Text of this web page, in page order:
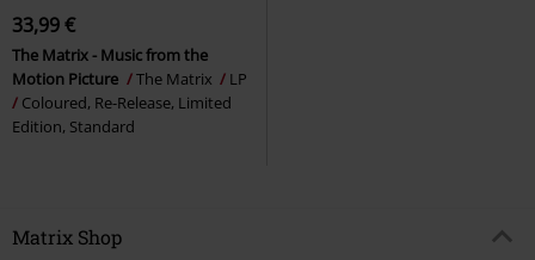
33,99 €
The Matrix - Music from the
Motion Picture
The Matrix
LP
Coloured, Re-Release, Limited
Edition, Standard
Matrix Shop